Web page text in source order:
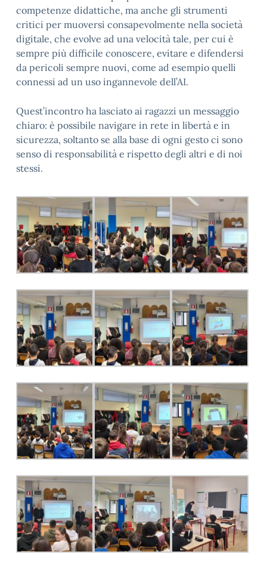
competenze didattiche, ma anche gli strumenti
critici per muoversi consapevolmente nella società
digitale, che evolve ad una velocità tale, per cui è
sempre più difficile conoscere, evitare e difendersi
da pericoli sempre nuovi, come ad esempio quelli
connessi ad un uso ingannevole dell’AI.
Quest’incontro ha lasciato ai ragazzi un messaggio
chiaro: è possibile navigare in rete in libertà e in
sicurezza, soltanto se alla base di ogni gesto ci sono
senso di responsabilità e rispetto degli altri e di noi
stessi.